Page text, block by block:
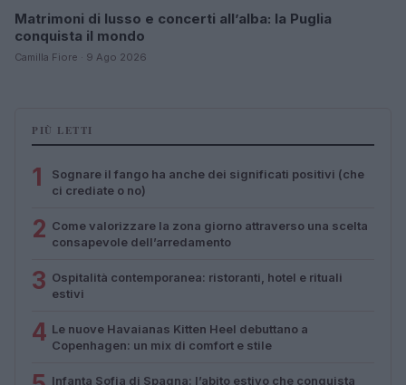
Matrimoni di lusso e concerti all’alba: la Puglia
conquista il mondo
Camilla Fiore · 9 Ago 2026
PIÙ LETTI
1
Sognare il fango ha anche dei significati positivi (che
ci crediate o no)
2 Come valorizzare la zona giorno attraverso una scelta
consapevole dell’arredamento
3 Ospitalità contemporanea: ristoranti, hotel e rituali
estivi
4 Le nuove Havaianas Kitten Heel debuttano a
Copenhagen: un mix di comfort e stile
Infanta Sofia di Spagna: l’abito estivo che conquista